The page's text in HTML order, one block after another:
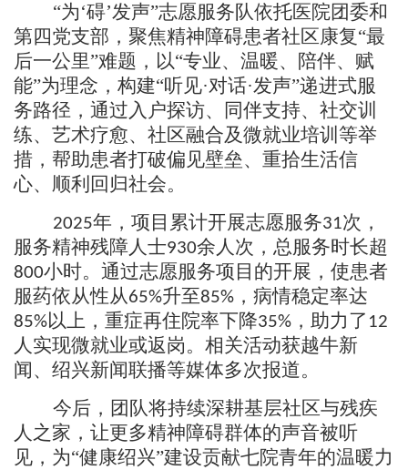
“为‘碍’发声”志愿服务队依托医院团委和
第四党支部， 聚焦精神障碍患者社区康复“最
后一公里”难题，以“专业、温暖、陪伴、赋
能”为理念，构建“听见·对话·发声”递进式服
务路径，通过入户探访、同伴支持、社交训
练、艺术疗愈、社区融合及微就业培训等举
措，帮助患者打破偏见壁垒、重拾生活信
心、顺利回归社会。
2025年 ，项目 累计开展志愿服务31次，
服务精神残障人士930余人次，总服务时长超
800小时。 通过志愿服务项目的开展， 使患者
服药依从性从65%升至85% ，病情稳定率达
85%以上，重症再住院率下降35% ，助力了 12
人实现微就业或返岗。相关活动获越牛新
闻、绍兴新闻联播等媒体多次报道。
今后， 团队将持续深耕基层社区与残疾
人之家，让更多精神障碍群体的声音被听
见，为“健康绍兴”建设贡献七院青年的温暖力